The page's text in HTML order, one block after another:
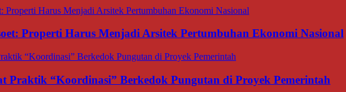
Properti Harus Menjadi Arsitek Pertumbuhan Ekonomi Nasional
“Koordinasi” Berkedok Pungutan di Proyek Pemerintah